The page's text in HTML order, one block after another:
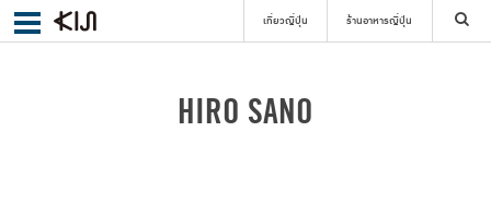
เที่ยวญี่ปุ่น ร้านอาหารญี่ปุ่น
HIRO SANO